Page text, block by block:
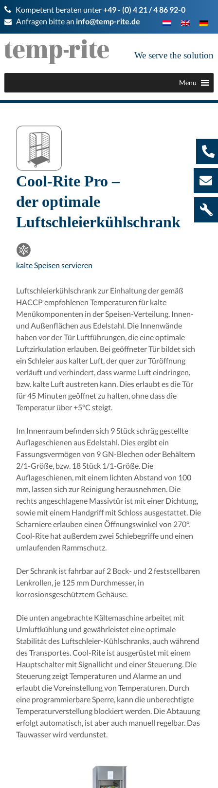
Kompetent beraten unter+49 - (0) 4 21 / 4 86 92-0
Anfragen bitte an info@temp-rite.de
We serve the solution
Menu
Cool-Rite Pro –
der optimale
Luftschleierkühlschrank
kalte Speisen servieren
Luftschleierkühlschrank zur Einhaltung der gemäß
HACCP empfohlenen Temperaturen für kalte
Menükomponenten in der Speisen-Verteilung. Innen-
und Außenflächen aus Edelstahl. Die Innenwände
haben vor der Tür Luftführungen, die eine optimale
Luftzirkulation erlauben. Bei geöffneter Tür bildet sich
ein Schleier aus kalter Luft, der quer zur Türöffnung
verläuft und verhindert, dass warme Luft eindringen,
bzw. kalte Luft austreten kann. Dies erlaubt es die Tür
für 45 Minuten geöffnet zu halten, ohne dass die
Temperatur über +5°C steigt.
Im Innenraum befinden sich 9 Stück schräg gestellte
Auflageschienen aus Edelstahl. Dies ergibt ein
Fassungsvermögen von 9 GN-Blechen oder Behältern
2/1-Größe, bzw. 18 Stück 1/1-Größe. Die
Auflageschienen, mit einem lichten Abstand von 100
mm, lassen sich zur Reinigung herausnehmen. Die
rechts angeschlagene Massivtür ist mit einer Dichtung,
sowie mit einem Handgriff mit Schloss ausgestattet. Die
Scharniere erlauben einen Öffnungswinkel von 270°.
Cool-Rite hat außerdem zwei Schiebegriffe und einen
umlaufenden Rammschutz.
Der Schrank ist fahrbar auf 2 Bock- und 2 feststellbaren
Lenkrollen, je 125 mm Durchmesser, in
korrosionsgeschütztem Gehäuse.
Die unten angebrachte Kältemaschine arbeitet mit
Umluftkühlung und gewährleistet eine optimale
Stabilität des Luftschleier-Kühlschranks, auch während
des Transportes. Cool-Rite ist ausgerüstet mit einem
Hauptschalter mit Signallicht und einer Steuerung. Die
Steuerung zeigt Temperaturen und Alarme an und
erlaubt die Voreinstellung von Temperaturen. Durch
eine programmierbare Sperre, kann die unberechtigte
Temperaturverstellung blockiert werden. Die Abtauung
erfolgt automatisch, ist aber auch manuell regelbar. Das
Tauwasser wird verdunstet.